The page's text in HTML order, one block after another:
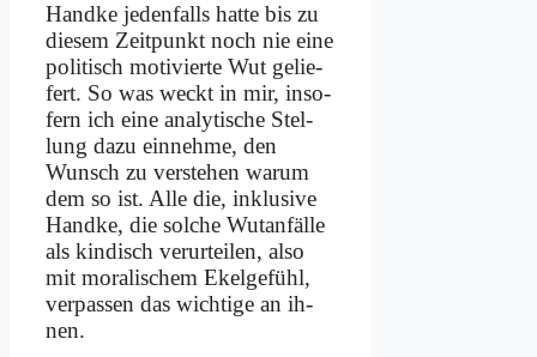
Hand­ke je­den­falls hat­te bis zu
die­sem Zeit­punkt noch nie ei­ne
po­li­tisch mo­ti­vier­te Wut ge­lie­
fert. So was weckt in mir, in­so­
fern ich ei­ne ana­ly­ti­sche Stel­
lung da­zu ein­neh­me, den
Wunsch zu ver­ste­hen war­um
dem so ist. Al­le die, in­klu­si­ve
Hand­ke, die sol­che Wut­an­fäl­le
als kin­disch ver­ur­tei­len, al­so
mit mo­ra­li­schem Ekel­ge­fühl,
ver­pas­sen das wich­ti­ge an ih­
nen.